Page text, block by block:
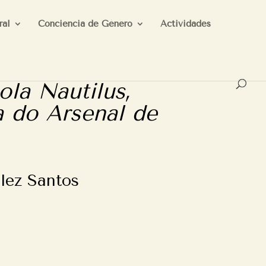
Conciencia de Género Actividades
Nautilus,
do Arsenal de
Santos